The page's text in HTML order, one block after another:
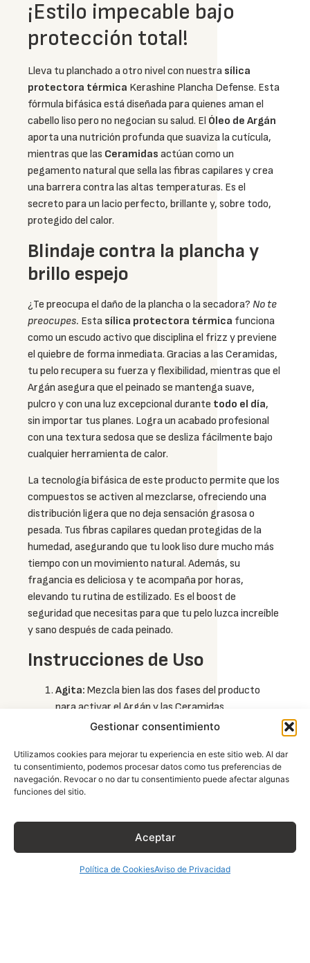
Gestionar consentimiento
Utilizamos cookies para mejorar tu experiencia en este sitio web. Al dar
tu consentimiento, podemos procesar datos como tus preferencias de
navegación. Revocar o no dar tu consentimiento puede afectar algunas
funciones del sitio.
Aceptar
Política de CookiesAviso de Privacidad
¡Estilo impecable bajo
protección total!
Lleva tu planchado a otro nivel con nuestra sílica
protectora térmica Kerashine Plancha Defense. Esta
fórmula bifásica está diseñada para quienes aman el
cabello liso pero no negocian su salud. El Óleo de Argán
aporta una nutrición profunda que suaviza la cutícula,
mientras que las Ceramidas actúan como un
pegamento natural que sella las fibras capilares y crea
una barrera contra las altas temperaturas. Es el
secreto para un lacio perfecto, brillante y, sobre todo,
protegido del calor.
Blindaje contra la plancha y
brillo espejo
¿Te preocupa el daño de la plancha o la secadora? No te
preocupes. Esta sílica protectora térmica funciona
como un escudo activo que disciplina el frizz y previene
el quiebre de forma inmediata. Gracias a las Ceramidas,
tu pelo recupera su fuerza y flexibilidad, mientras que el
Argán asegura que el peinado se mantenga suave,
pulcro y con una luz excepcional durante todo el día,
sin importar tus planes. Logra un acabado profesional
con una textura sedosa que se desliza fácilmente bajo
cualquier herramienta de calor.
La tecnología bifásica de este producto permite que los
compuestos se activen al mezclarse, ofreciendo una
distribución ligera que no deja sensación grasosa o
pesada. Tus fibras capilares quedan protegidas de la
humedad, asegurando que tu look liso dure mucho más
tiempo con un movimiento natural. Además, su
fragancia es deliciosa y te acompaña por horas,
elevando tu rutina de estilizado. Es el boost de
seguridad que necesitas para que tu pelo luzca increíble
y sano después de cada peinado.
Instrucciones de Uso
Agita: Mezcla bien las dos fases del producto
para activar el Argán y las Ceramidas.
Rocía de forma uniforme sobre el cabello
húmedo o seco antes de utilizar la plancha,
secadora o tenaza.
Estiliza:
Ready:Estasílica protectora térmicano
necesita enjuague y mantiene el control del frizz